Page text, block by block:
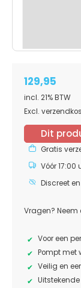
129,95
incl. 21% BTW
Excl.
Dit
Gratis
Vóór
Discreet
Vragen?
Voor een
Pompt met
Veilig en